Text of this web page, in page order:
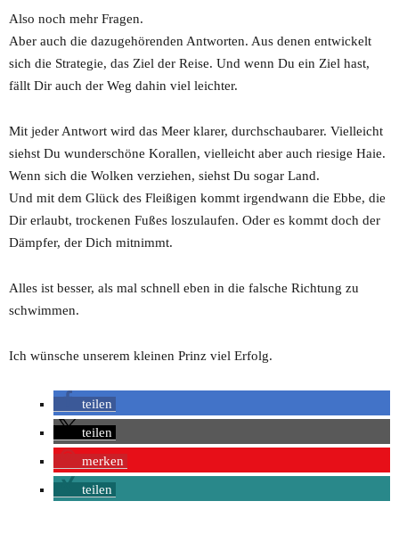
Also noch mehr Fragen.
Aber auch die dazugehörenden Antworten. Aus denen entwickelt
sich die Strategie, das Ziel der Reise. Und wenn Du ein Ziel hast,
fällt Dir auch der Weg dahin viel leichter.
Mit jeder Antwort wird das Meer klarer, durchschaubarer. Vielleicht
siehst Du wunderschöne Korallen, vielleicht aber auch riesige Haie.
Wenn sich die Wolken verziehen, siehst Du sogar Land.
Und mit dem Glück des Fleißigen kommt irgendwann die Ebbe, die
Dir erlaubt, trockenen Fußes loszulaufen. Oder es kommt doch der
Dämpfer, der Dich mitnimmt.
Alles ist besser, als mal schnell eben in die falsche Richtung zu
schwimmen.
Ich wünsche unserem kleinen Prinz viel Erfolg.
teilen
teilen
merken
teilen